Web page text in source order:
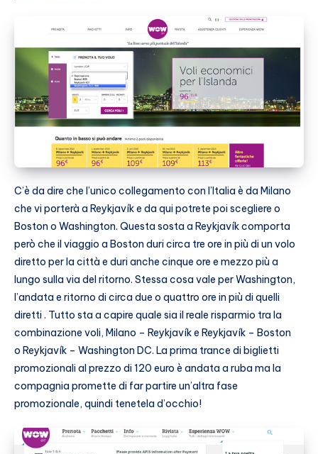
C’è da dire che l’unico collegamento con l’Italia è da Milano
che vi porterà a Reykjavík e da qui potrete poi scegliere o
Boston o Washington. Questa sosta a Reykjavík comporta
però che il viaggio a Boston duri circa tre ore in più di un volo
diretto per la città e duri anche cinque ore e mezzo più a
lungo sulla via del ritorno. Stessa cosa vale per Washington,
l’andata e ritorno di circa due o quattro ore in più di quelli
diretti . Tutto sta a capire quale sia il reale risparmio tra la
combinazione voli, Milano – Reykjavík e Reykjavík – Boston
o Reykjavík – Washington DC. La prima trance di biglietti
promozionali al prezzo di 120 euro è andata a ruba ma la
compagnia promette di far partire un’altra fase
promozionale, quindi tenetela d’occhio!